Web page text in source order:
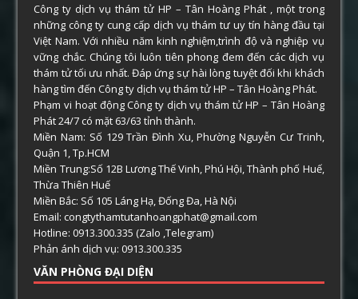
Công ty dịch vụ thám tử HP – Tân Hoàng Phát , một trong
những công ty cung cấp dịch vụ thám tư uy tín hàng đầu tại
Việt Nam. Với nhiều năm kinh nghiệm,trình độ và nghiệp vụ
vững chắc. Chúng tôi luôn tiên phong đem đến các dịch vụ
thám tử tối ưu nhất. Đáp ứng sự hài lòng tuyệt đối khi khách
hàng tìm đến Công ty dịch vụ thám tử HP – Tân Hoàng Phát.
Phạm vi hoạt động Công ty dịch vụ thám tử HP – Tân Hoàng
Phát 24/7 có mặt 63/63 tỉnh thành.
Miền Nam: Số 129 Trần Đình Xu, Phường Nguyễn Cư Trinh,
Quận 1, Tp.HCM
Miền Trung:Số 12B Lương Thế Vinh, Phú Hội, Thành phố Huế,
Thừa Thiên Huế
Miền Bắc: Số 105 Láng Hạ, Đống Đa, Hà Nội
Email: congtythamtutanhoangphat@gmail.com
Hotline: 0913.300.335 (Zalo ,Telegram)
Phản ánh dịch vụ: 0913.300.335
VĂN PHÒNG ĐẠI DIỆN